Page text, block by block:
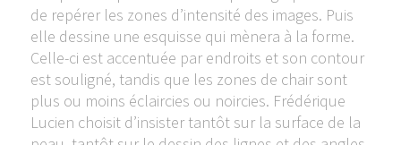
de repérer les zones d’intensité des images. Puis
elle dessine une esquisse qui mènera à la forme.
Celle-ci est accentuée par endroits et son contour
est souligné, tandis que les zones de chair sont
plus ou moins éclaircies ou noircies. Frédérique
Lucien choisit d’insister tantôt sur la surface de la